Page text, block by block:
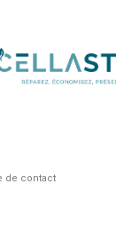
de contact